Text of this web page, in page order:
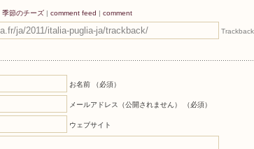
季節のチーズ | comment feed | comment
Trackback
お名前 （必須）
メールアドレス（公開されません） （必須）
ウェブサイト